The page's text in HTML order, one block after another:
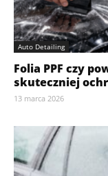
Auto Detailing
Folia PPF czy
skuteczniej
13 marca 2026